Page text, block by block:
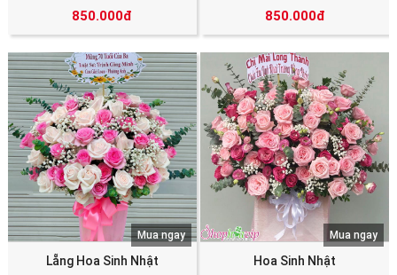
850.000đ 850.000đ
Lẵng Hoa Sinh Nhật
Mua ngay
Hoa Sinh Nhật
Mua ngay